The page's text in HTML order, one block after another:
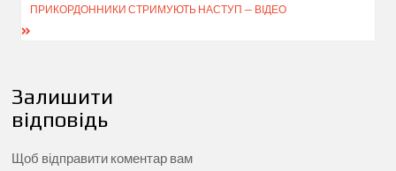
ПРИКОРДОННИКИ СТРИМУЮТЬ НАСТУП — ВІДЕО
Залишити
відповідь
Щоб відправити коментар вам